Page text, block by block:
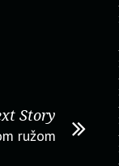
Story
ružom